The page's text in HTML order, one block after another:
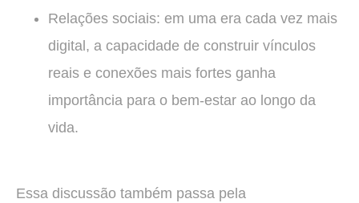
Relações sociais: em uma era cada vez mais
digital, a capacidade de construir vínculos
reais e conexões mais fortes ganha
importância para o bem-estar ao longo da
vida.
Essa discussão também passa pela